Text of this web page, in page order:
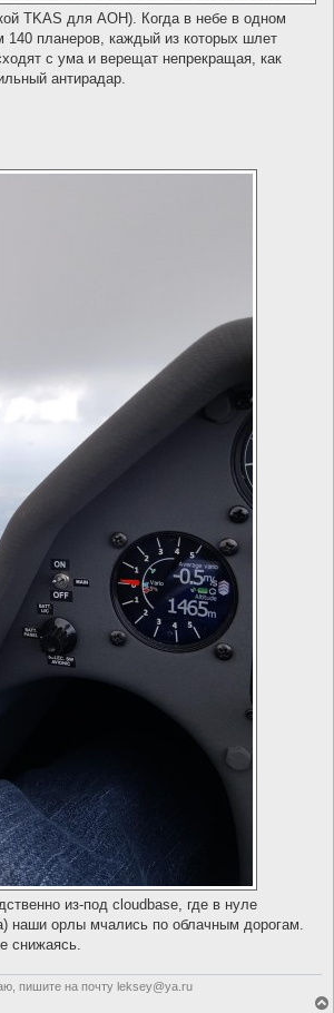
TKAS для АОН). Когда в небе в одном
140 планеров, каждый из которых шлет
с ума и верещат непрекращая, как
антирадар.
из-под cloudbase, где в нуле
наши орлы мчались по облачным дорогам.
снижаясь.
пишите на почту leksey@ya.ru